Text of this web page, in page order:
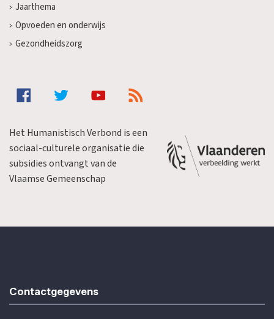
Jaarthema
Opvoeden en onderwijs
Gezondheidszorg
Het Humanistisch Verbond is een
sociaal-culturele organisatie die
subsidies ontvangt van de
Vlaamse Gemeenschap
Contactgegevens